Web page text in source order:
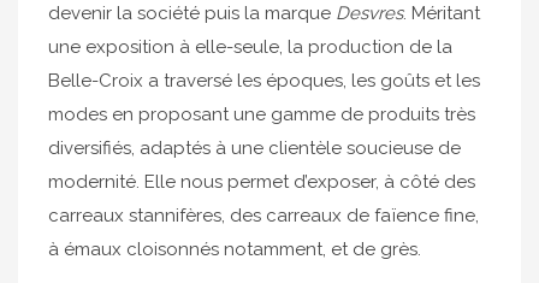
devenir la société puis la marque Desvres. Méritant
une exposition à elle-seule, la production de la
Belle-Croix a traversé les époques, les goûts et les
modes en proposant une gamme de produits très
diversifiés, adaptés à une clientèle soucieuse de
modernité. Elle nous permet d’exposer, à côté des
carreaux stannifères, des carreaux de faïence fine,
à émaux cloisonnés notamment, et de grès.